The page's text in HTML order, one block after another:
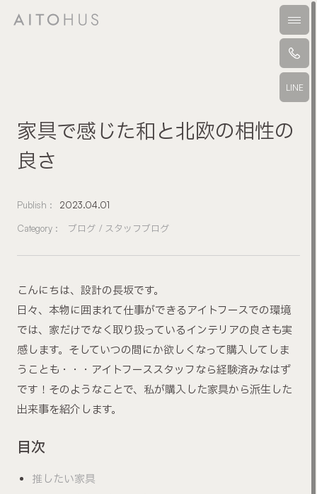
メ
LINE
家具で感じた和と北欧の相性の
良さ
Publish : 2023.04.01
Category : ブログ スタッフブログ
こんにちは、設計の長坂です。
日々、本物に囲まれて仕事ができるアイトフースでの環境
では、家だけでなく取り扱っているインテリアの良さも実
感します。そしていつの間にか欲しくなって購入してしま
うことも・・・アイトフーススタッフなら経験済みなはず
です！そのようなことで、私が購入した家具から派生した
出来事を紹介します。
目次
推したい家具